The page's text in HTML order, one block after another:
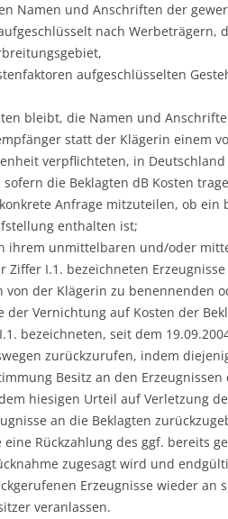
Namen und Anschriften der
nach Werbeträgern,
aufgeschlüsselten
bleibt, die Namen und
statt der Klägerin einem
verpflichteten, in
die Beklagten dB Kosten
Anfrage mitzuteilen, ob ein
enthalten ist;
ihrem unmittelbaren und/oder
I.1. bezeichneten
der Klägerin zu benennenden
der Vernichtung auf Kosten der
bezeichneten, seit dem
zurückzurufen, indem
Besitz an den
hiesigen Urteil auf Verletzung
an die Beklagten
Rückzahlung des ggf. bereits
zugesagt wird und
Erzeugnisse wieder an
veranlassen.